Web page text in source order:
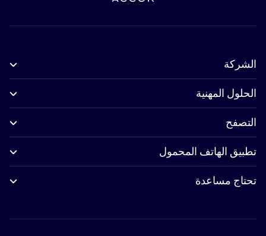
الشركة
الحلول المهنية
التصفح
تطبيق الهاتف المحمول
تحتاج مساعدة